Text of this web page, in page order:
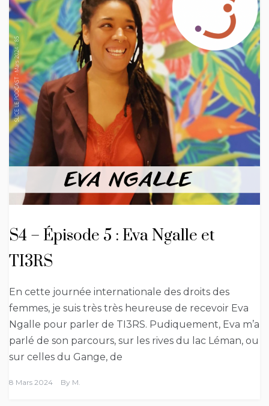
S4 – Épisode 5 : Eva Ngalle et
TI3RS
En cette journée internationale des droits des
femmes, je suis très très heureuse de recevoir Eva
Ngalle pour parler de TI3RS. Pudiquement, Eva m’a
parlé de son parcours, sur les rives du lac Léman, ou
sur celles du Gange, de
8 Mars 2024 By M.